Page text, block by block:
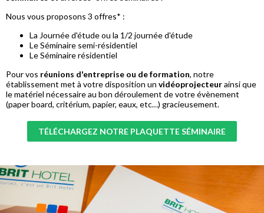
Nous vous proposons 3 offres* :
La Journée d'étude ou la 1/2 journée d'étude
Le Séminaire semi-résidentiel
Le Séminaire résidentiel
Pour vos réunions d'entreprise ou de formation, notre
établissement met à votre disposition un vidéoprojecteurainsi que
le matériel nécessaire au bon déroulement de votre évènement
(paper board, critérium, papier, eaux, etc…) gracieusement.
TÉLÉCHARGEZ NOTRE PLAQUETTE SÉMINAIRE